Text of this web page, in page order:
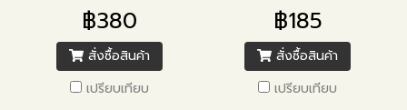
฿380
สั่งซื้อสินค้า
เปรียบเทียบ
฿185
สั่งซื้อสินค้า
เปรียบเทียบ